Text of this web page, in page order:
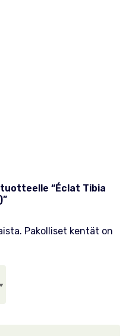
“Éclat Tibia
Pakolliset kentät on